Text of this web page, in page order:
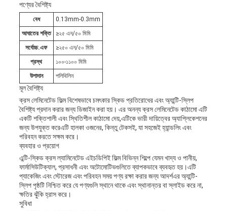
ম্যাপ
গোপনীয়তা
পণ্যের বৈশিষ্ট্য
বেধ
0.13mm-0.3mm
আঘাতের শক্তি
≥২৫ এন/৫০ মিমি
সর্বোচ্চ.এফ
≥২৫০ এন/৫০ মিমি
প্রস্থ
১০০-১১০০ মিমি
উপাদান
পলিথিলিন
মূল বৈশিষ্ট্য
ক্রস লেমিনেটেড ফিল্ম বিশেষভাবে চমৎকার স্কিড প্রতিরোধের এবং অ্যান্টি-স্লিপ
বৈশিষ্ট্য প্রদান করার জন্য ডিজাইন করা হয়। এর অনন্য ক্রস লেমিনেটেড কাঠামো এটি
একটি শক্তিশালী এবং স্থিতিশীল কাঠামো দেয়,এটিকে ভারী দায়িত্বের অ্যাপ্লিকেশনের
জন্য উপযুক্ত করেএটি হালকা ওজনের, কিন্তু টেকসই, যা সহজেই হ্যান্ডলিং এবং
পরিবহন করতে সক্ষম করে।
ব্যবহার ও প্রয়োগ
এন্টি-স্কিড ক্রস ল্যামিনেটেড এইচডিপিই ফিল্ম বিভিন্ন শিল্পে যেমন খাদ্য ও পানীয়,
ফার্মাসিউটিক্যাল, প্রসাধনী এবং অটোমোটিভগুলিতে ব্যাপকভাবে ব্যবহৃত হয়।এটি
প্যাকেজিং এবং স্টোরেজ এবং পরিবহন সময় পণ্য রক্ষা করার জন্য আদর্শএর অ্যান্টি-
স্লিপ পৃষ্ঠটি নিশ্চিত করে যে পণ্যগুলি স্থানে থাকে এবং স্থানান্তর বা স্লাইড করে না,
ক্ষতির ঝুঁকি হ্রাস করে।
সুবিধা